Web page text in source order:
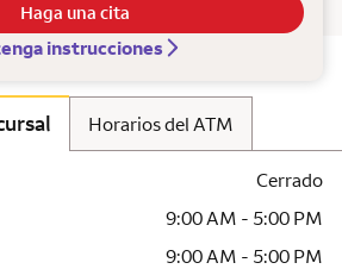
instrucciones
Haga una cita
Horarios del ATM
Cerrado
9:00 AM - 5:00 PM
9:00 AM - 5:00 PM